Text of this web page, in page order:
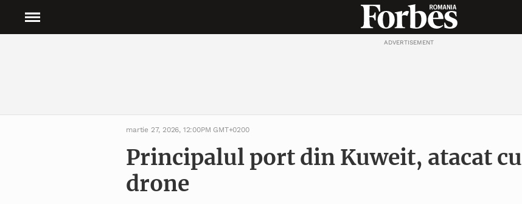
ADVERTISEMENT
martie 27, 2026, 12:00PM GMT+0200
Principalul port din Kuweit, atacat cu
drone